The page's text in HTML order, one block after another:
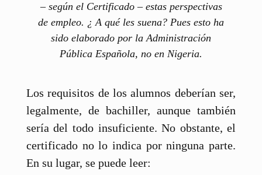
– según el Certificado – estas perspectivas
de empleo. ¿ A qué les suena? Pues esto ha
sido elaborado por la Administración
Pública Española, no en Nigeria.
Los requisitos de los alumnos deberían ser,
legalmente, de bachiller, aunque también
sería del todo insuficiente. No obstante, el
certificado no lo indica por ninguna parte.
En su lugar, se puede leer: